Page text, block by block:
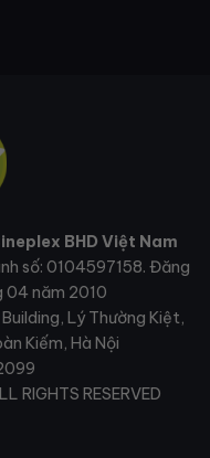
BHD Việt Nam
số: 0104597158. Đăng
04 năm 2010
Lý Thường Kiệt,
Kiếm, Hà Nội
RIGHTS RESERVED